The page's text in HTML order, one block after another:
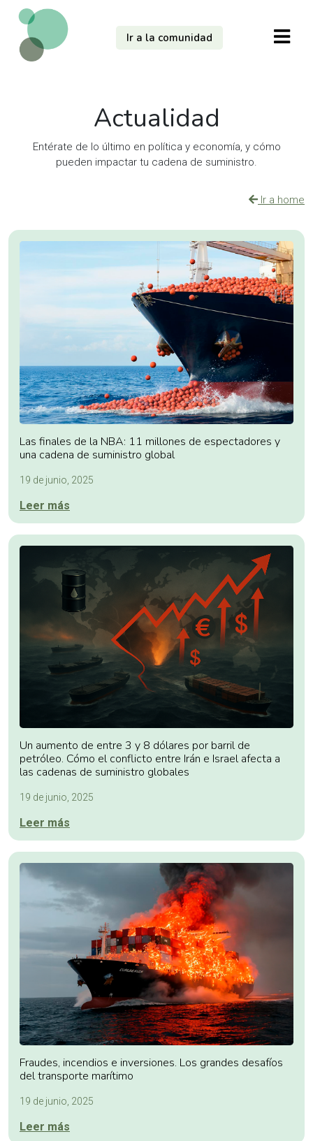
Ir a la comunidad
Actualidad
Entérate de lo último en política y economía, y cómo
pueden impactar tu cadena de suministro.
Ir a home
Las finales de la NBA: 11 millones de espectadores y
una cadena de suministro global
19 de junio, 2025
Leer más
Un aumento de entre 3 y 8 dólares por barril de
petróleo. Cómo el conflicto entre Irán e Israel afecta a
las cadenas de suministro globales
19 de junio, 2025
Leer más
Fraudes, incendios e inversiones. Los grandes desafíos
del transporte marítimo
19 de junio, 2025
Leer más